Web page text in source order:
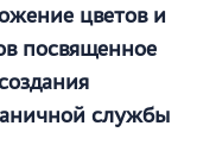
цветов и
посвященное
службы